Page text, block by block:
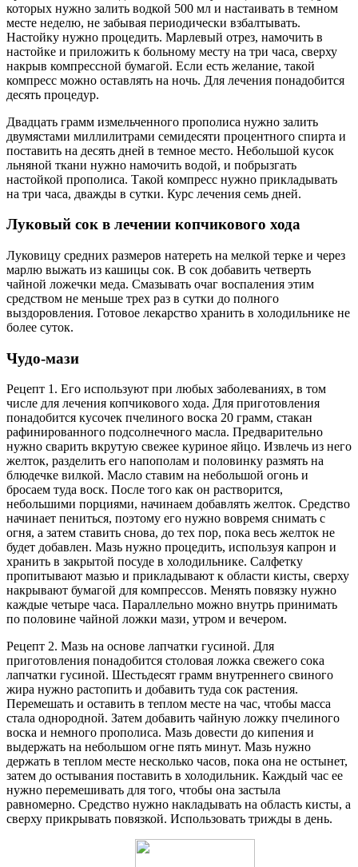
которых нужно залить водкой 500 мл и настаивать в темном
месте неделю, не забывая периодически взбалтывать.
Настойку нужно процедить. Марлевый отрез, намочить в
настойке и приложить к больному месту на три часа, сверху
накрыв компрессной бумагой. Если есть желание, такой
компресс можно оставлять на ночь. Для лечения понадобится
десять процедур.
Двадцать грамм измельченного прополиса нужно залить
двумястами миллилитрами семидесяти процентного спирта и
поставить на десять дней в темное место. Небольшой кусок
льняной ткани нужно намочить водой, и побрызгать
настойкой прополиса. Такой компресс нужно прикладывать
на три часа, дважды в сутки. Курс лечения семь дней.
Луковый сок в лечении копчикового хода
Луковицу средних размеров натереть на мелкой терке и через
марлю выжать из кашицы сок. В сок добавить четверть
чайной ложечки меда. Смазывать очаг воспаления этим
средством не меньше трех раз в сутки до полного
выздоровления. Готовое лекарство хранить в холодильнике не
более суток.
Чудо-мази
Рецепт 1. Его используют при любых заболеваниях, в том
числе для лечения копчикового хода. Для приготовления
понадобится кусочек пчелиного воска 20 грамм, стакан
рафинированного подсолнечного масла. Предварительно
нужно сварить вкрутую свежее куриное яйцо. Извлечь из него
желток, разделить его напополам и половинку размять на
блюдечке вилкой. Масло ставим на небольшой огонь и
бросаем туда воск. После того как он растворится,
небольшими порциями, начинаем добавлять желток. Средство
начинает пениться, поэтому его нужно вовремя снимать с
огня, а затем ставить снова, до тех пор, пока весь желток не
будет добавлен. Мазь нужно процедить, используя капрон и
хранить в закрытой посуде в холодильнике. Салфетку
пропитывают мазью и прикладывают к области кисты, сверху
накрывают бумагой для компрессов. Менять повязку нужно
каждые четыре часа. Параллельно можно внутрь принимать
по половине чайной ложки мази, утром и вечером.
Рецепт 2. Мазь на основе лапчатки гусиной. Для
приготовления понадобится столовая ложка свежего сока
лапчатки гусиной. Шестьдесят грамм внутреннего свиного
жира нужно растопить и добавить туда сок растения.
Перемешать и оставить в теплом месте на час, чтобы масса
стала однородной. Затем добавить чайную ложку пчелиного
воска и немного прополиса. Мазь довести до кипения и
выдержать на небольшом огне пять минут. Мазь нужно
держать в теплом месте несколько часов, пока она не остынет,
затем до остывания поставить в холодильник. Каждый час ее
нужно перемешивать для того, чтобы она застыла
равномерно. Средство нужно накладывать на область кисты, а
сверху прикрывать повязкой. Использовать трижды в день.